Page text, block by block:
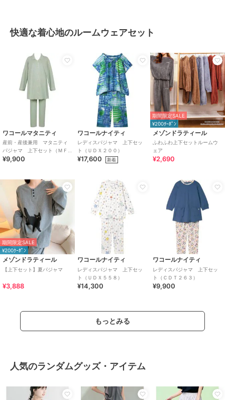
快適な着心地のルームウェアセット
ワコールマタニティ
産前・産後兼用 マタニティ
パジャマ 上下セット（ＭＦ
Ｙ０７０）
¥9,900
ワコールナイティ
レディスパジャマ 上下セッ
ト（ＵＤＸ２００）
¥17,600 新着
期間限定SALE
¥200ｸｰﾎﾟﾝ
メゾンドラティール
ふわふわ上下セットルームウ
ェア
¥2,690
期間限定SALE
¥200ｸｰﾎﾟﾝ
メゾンドラティール
【上下セット】夏パジャマ
¥3,888
ワコールナイティ
レディスパジャマ 上下セッ
ト（ＵＤＸ５５８）
¥14,300
ワコールナイティ
レディスパジャマ 上下セッ
ト（ＣＤＴ２６３）
¥9,900
もっとみる
人気のランダムグッズ・アイテム